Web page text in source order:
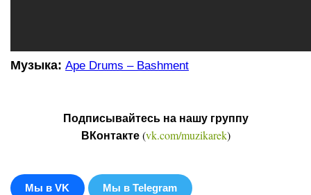
Музыка: Ape Drums – Bashment
Подписывайтесь на нашу группу
ВКонтакте (vk.com/muzikarek)
Мы в VK Мы в Telegram